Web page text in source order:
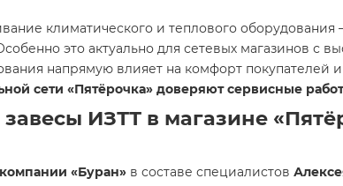
климатического и теплового оборудования
это актуально для сетевых магазинов с
напрямую влияет на комфорт покупателей
сети «Пятёрочка» доверяют сервисные
ИЗТТ в магазине
«Буран» в составе специалистов